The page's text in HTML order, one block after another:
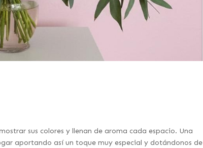
sus colores y llenan de aroma cada espacio. Una
aportando así un toque muy especial y dotándonos de